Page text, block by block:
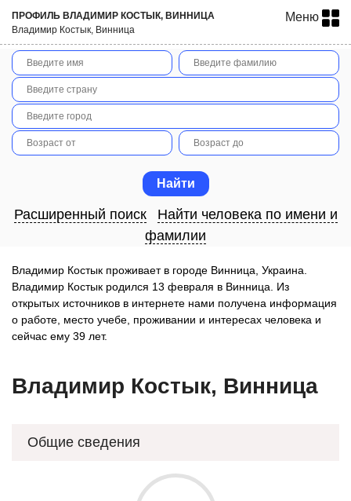
ПРОФИЛЬ ВЛАДИМИР КОСТЫК, ВИННИЦА
Владимир Костык, Винница
Меню
Расширенный поиск
Найти человека по имени и
фамилии
Владимир Костык проживает в городе Винница, Украина.
Владимир Костык родился 13 февраля в Винница. Из
открытых источников в интернете нами получена информация
о работе, место учебе, проживании и интересах человека и
сейчас ему 39 лет.
Владимир Костык, Винница
Общие сведения